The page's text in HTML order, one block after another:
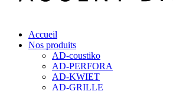
Accueil
Nos produits
AD-coustiko
AD-PERFORA
AD-KWIET
AD-GRILLE